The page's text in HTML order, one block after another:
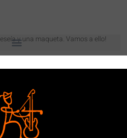
y una maqueta. Vamos a ello!